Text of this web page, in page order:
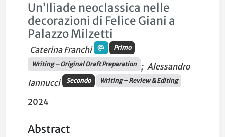
Un’Iliade neoclassica nelle
decorazioni di Felice Giani a
Palazzo Milzetti
Caterina Franchi Primo
Writing – Original Draft Preparation ; Alessandro
Iannucci
Secondo Writing – Review & Editing
2024
Abstract